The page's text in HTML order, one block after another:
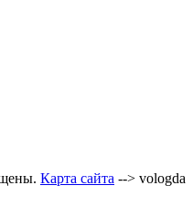
Карта сайта --> vologda